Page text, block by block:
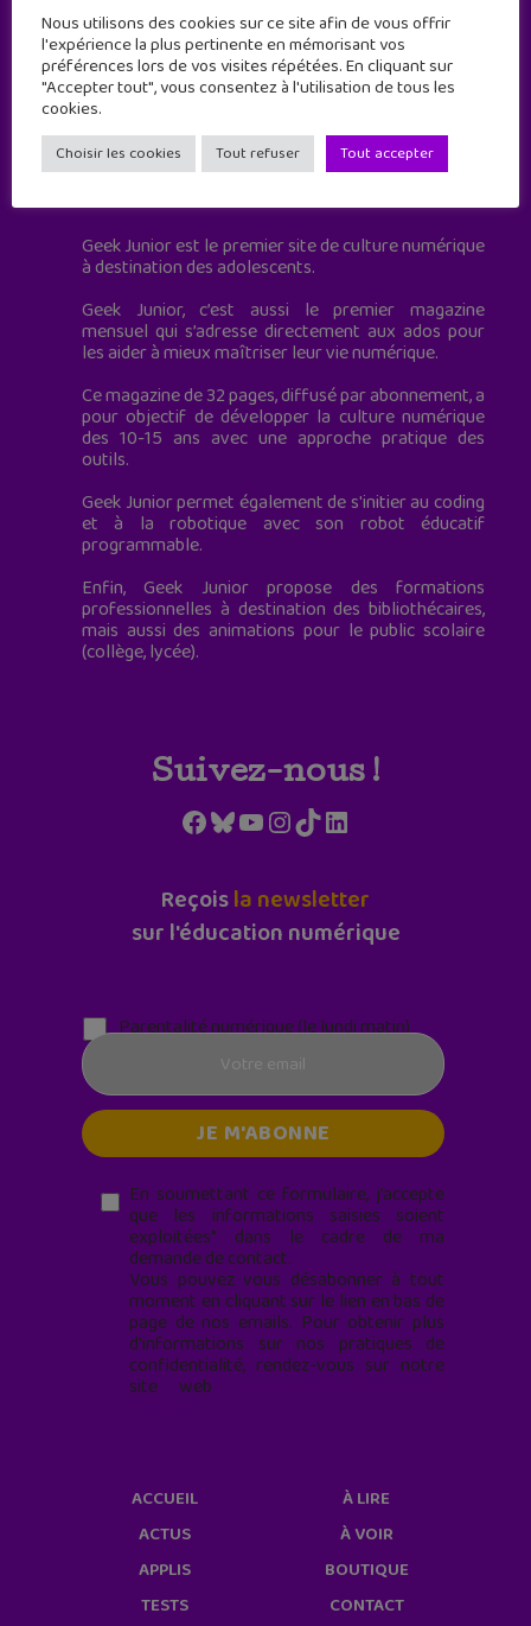
Geek Junior est le premier site de culture numérique
à destination des adolescents.
Geek Junior, c’est aussi le premier magazine
mensuel qui s’adresse directement aux ados pour
les aider à mieux maîtriser leur vie numérique.
Ce magazine de 32 pages, diffusé par abonnement, a
pour objectif de développer la culture numérique
des 10-15 ans avec une approche pratique des
outils.
Geek Junior permet également de s'initier au coding
et à la robotique avec son robot éducatif
programmable.
Enfin, Geek Junior propose des formations
professionnelles à destination des bibliothécaires,
mais aussi des animations pour le public scolaire
(collège, lycée).
Suivez-nous !
Facebook
Bluesky
YouTube
Instagram
TikTokLinkedIn
Reçoisla newsletter
sur l'éducation numérique
Parentalité numérique (le lundi matin)
En soumettant ce formulaire, j’accepte
que les informations saisies soient
exploitées* dans le cadre de ma
demande de contact.
Vous pouvez vous désabonner à tout
moment en cliquant sur le lien en bas de
page de nos emails. Pour obtenir plus
d'informations sur nos pratiques de
confidentialité, rendez-vous sur notre
site web
Nous utilisons des cookies sur ce site afin de vous offrir
l'expérience la plus pertinente en mémorisant vos
préférences lors de vos visites répétées. En cliquant sur
"Accepter tout", vous consentez à l'utilisation de tous les
cookies.
Choisir les cookies Tout refuser Tout accepter
ACCUEIL
ACTUS
APPLIS
TESTS
À LIRE
À VOIR
BOUTIQUE
CONTACT